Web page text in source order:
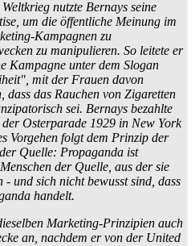
nutzte Bernays seine
um die öffentliche Meinung im
Kampagnen zu
zu manipulieren. So leitete er
Kampagne unter dem Slogan
mit der Frauen davon
dass das Rauchen von Zigaretten
sei. Bernays bezahlte
Osterparade 1929 in New York
Vorgehen folgt dem Prinzip der
Quelle: Propaganda ist
der Quelle, aus der sie
- und sich nicht bewusst sind, dass
handelt.
Marketing-Prinzipien auch
an, nachdem er von der United